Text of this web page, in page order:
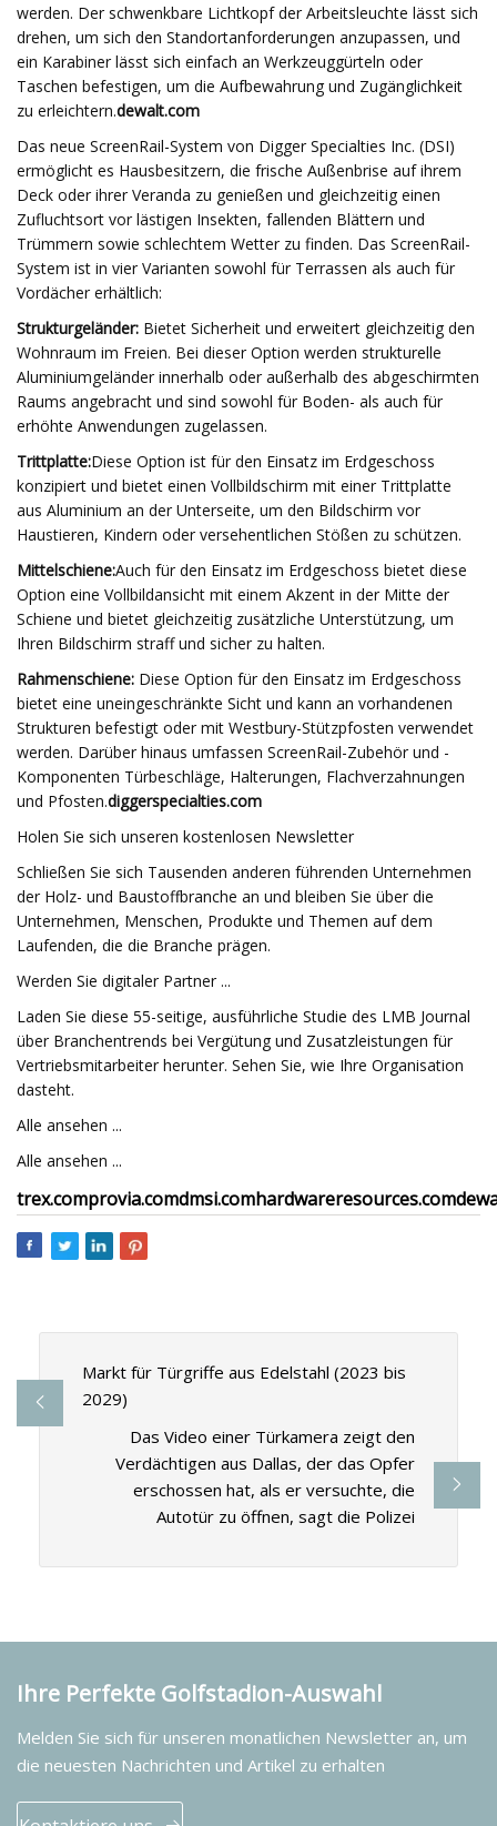
werden. Der schwenkbare Lichtkopf der Arbeitsleuchte lässt sich
drehen, um sich den Standortanforderungen anzupassen, und
ein Karabiner lässt sich einfach an Werkzeuggürteln oder
Taschen befestigen, um die Aufbewahrung und Zugänglichkeit
zu erleichtern.dewalt.com
Das neue ScreenRail-System von Digger Specialties Inc. (DSI)
ermöglicht es Hausbesitzern, die frische Außenbrise auf ihrem
Deck oder ihrer Veranda zu genießen und gleichzeitig einen
Zufluchtsort vor lästigen Insekten, fallenden Blättern und
Trümmern sowie schlechtem Wetter zu finden. Das ScreenRail-
System ist in vier Varianten sowohl für Terrassen als auch für
Vordächer erhältlich:
Strukturgeländer: Bietet Sicherheit und erweitert gleichzeitig den
Wohnraum im Freien. Bei dieser Option werden strukturelle
Aluminiumgeländer innerhalb oder außerhalb des abgeschirmten
Raums angebracht und sind sowohl für Boden- als auch für
erhöhte Anwendungen zugelassen.
Trittplatte:Diese Option ist für den Einsatz im Erdgeschoss
konzipiert und bietet einen Vollbildschirm mit einer Trittplatte
aus Aluminium an der Unterseite, um den Bildschirm vor
Haustieren, Kindern oder versehentlichen Stößen zu schützen.
Mittelschiene:Auch für den Einsatz im Erdgeschoss bietet diese
Option eine Vollbildansicht mit einem Akzent in der Mitte der
Schiene und bietet gleichzeitig zusätzliche Unterstützung, um
Ihren Bildschirm straff und sicher zu halten.
Rahmenschiene: Diese Option für den Einsatz im Erdgeschoss
bietet eine uneingeschränkte Sicht und kann an vorhandenen
Strukturen befestigt oder mit Westbury-Stützpfosten verwendet
werden. Darüber hinaus umfassen ScreenRail-Zubehör und -
Komponenten Türbeschläge, Halterungen, Flachverzahnungen
und Pfosten.diggerspecialties.com
Holen Sie sich unseren kostenlosen Newsletter
Schließen Sie sich Tausenden anderen führenden Unternehmen
der Holz- und Baustoffbranche an und bleiben Sie über die
Unternehmen, Menschen, Produkte und Themen auf dem
Laufenden, die die Branche prägen.
Werden Sie digitaler Partner ...
Laden Sie diese 55-seitige, ausführliche Studie des LMB Journal
über Branchentrends bei Vergütung und Zusatzleistungen für
Vertriebsmitarbeiter herunter. Sehen Sie, wie Ihre Organisation
dasteht.
Alle ansehen ...
Alle ansehen ...
trex.comprovia.comdmsi.comhardwareresources.com
Markt für Türgriffe aus Edelstahl (2023 bis
2029)
Das Video einer Türkamera zeigt den
Verdächtigen aus Dallas, der das Opfer
erschossen hat, als er versuchte, die
Autotür zu öffnen, sagt die Polizei
Ihre Perfekte Golfstadion-Auswahl
Melden Sie sich für unseren monatlichen Newsletter an, um
die neuesten Nachrichten und Artikel zu erhalten